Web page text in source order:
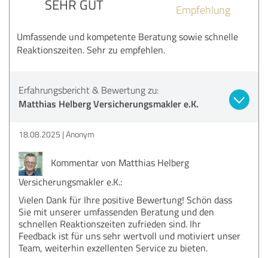
SEHR GUT Empfehlung
Umfassende und kompetente Beratung sowie schnelle
Reaktionszeiten. Sehr zu empfehlen.
Erfahrungsbericht & Bewertung zu:
Matthias Helberg Versicherungsmakler e.K.
18.08.2025 Anonym
Kommentar von Matthias Helberg
Versicherungsmakler e.K.:
Vielen Dank für Ihre positive Bewertung! Schön dass
Sie mit unserer umfassenden Beratung und den
schnellen Reaktionszeiten zufrieden sind. Ihr
Feedback ist für uns sehr wertvoll und motiviert unser
Team, weiterhin exzellenten Service zu bieten.